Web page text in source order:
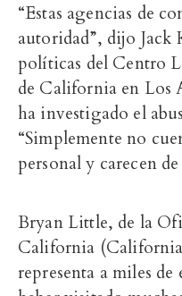
“Estas agencias de
autoridad”, dijo Jack
políticas del Centro
de California en
ha investigado el
“Simplemente no
personal y carecen
Bryan Little, de la
California
representa a miles